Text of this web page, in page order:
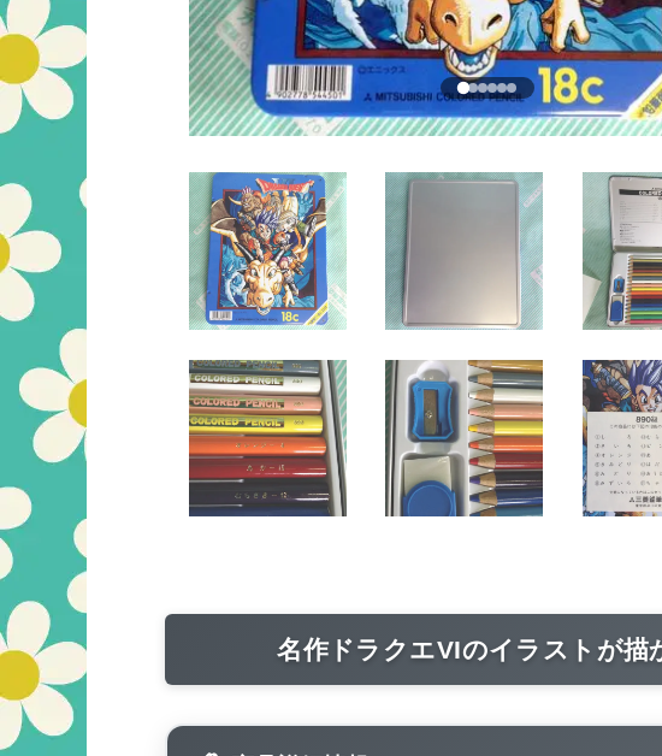
名作ドラクエVIのイラストが描